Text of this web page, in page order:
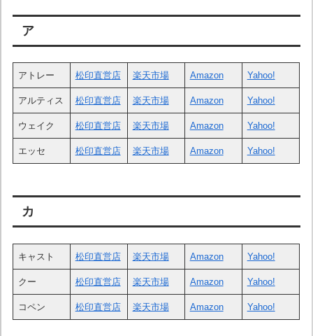
ア
アトレー 松印直営店 楽天市場 Amazon Yahoo!
アルティス 松印直営店 楽天市場 Amazon Yahoo!
ウェイク 松印直営店 楽天市場 Amazon Yahoo!
エッセ 松印直営店 楽天市場 Amazon Yahoo!
カ
キャスト 松印直営店 楽天市場 Amazon Yahoo!
クー 松印直営店 楽天市場 Amazon Yahoo!
コペン 松印直営店 楽天市場 Amazon Yahoo!